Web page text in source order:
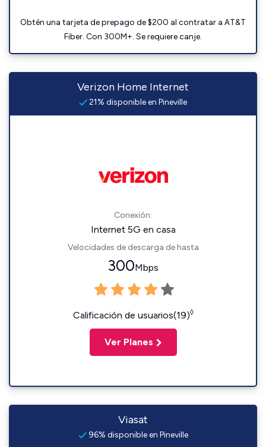
Obtén una tarjeta de prepago de $200 al contratar a AT&T
Fiber. Con 300M+. Se requiere canje.
Verizon Home Internet
21% disponible en Pineville
Conexión:
Internet 5G en casa
Velocidades de descarga de hasta
300Mbps
Calificación de usuarios(19)◊
Ver Planes
Viasat
96% disponible en Pineville